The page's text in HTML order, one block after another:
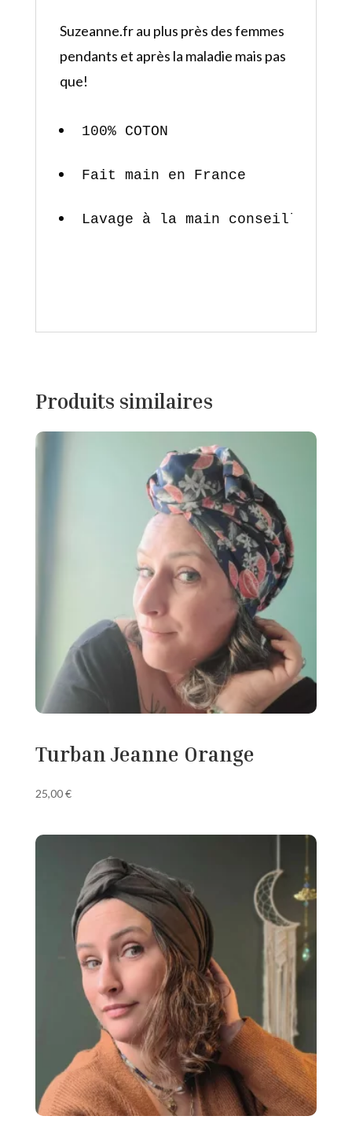
Suzeanne.fr au plus près des femmes
pendants et après la maladie mais pas
que!
100% COTON
Fait main en France
Lavage à la main conseillé
Produits similaires
Turban Jeanne Orange
25,00€